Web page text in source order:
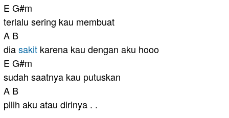
E G#m
terlalu sering kau membuat
A B
diasakit karena kau dengan aku hooo
E G#m
sudah saatnya kau putuskan
A B
pilih aku atau dirinya . .